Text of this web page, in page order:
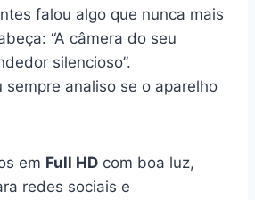
falou algo que nunca mais
“A câmera do seu
silencioso”.
sempre analiso se o aparelho
em Full HD com boa luz,
redes sociais e